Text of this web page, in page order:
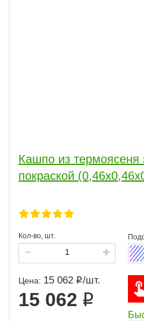
Кашпо из термоясеня
покраской
Кол-во, шт.
Цена: 15 062 /шт.
15 062